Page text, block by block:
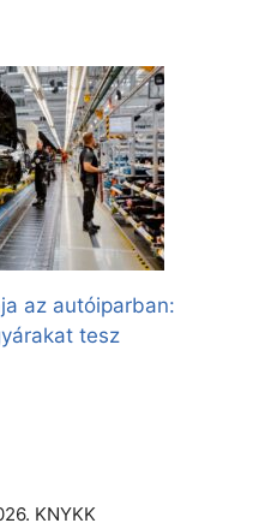
az autóiparban:
tesz
KNYKK